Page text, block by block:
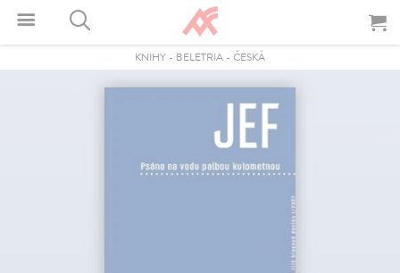
KNIHY - BELETRIA - ČESKÁ